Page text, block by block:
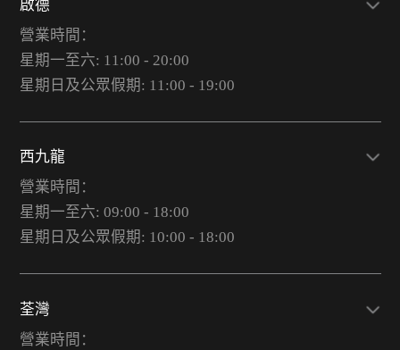
啟德
營業時間：
星期一至六: 11:00 - 20:00
星期日及公眾假期: 11:00 - 19:00
西九龍
營業時間：
星期一至六: 09:00 - 18:00
星期日及公眾假期: 10:00 - 18:00
荃灣
營業時間：